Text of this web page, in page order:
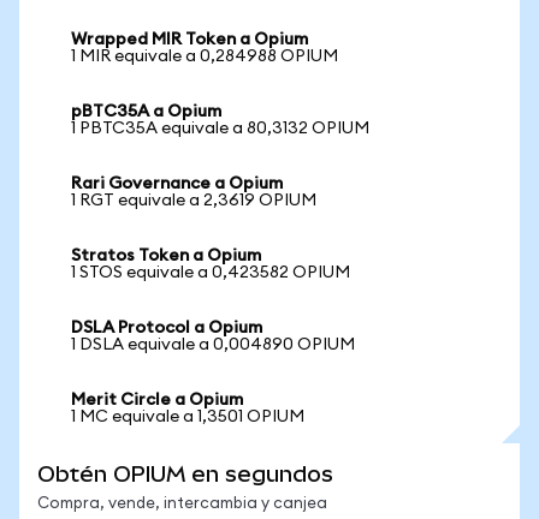
Wrapped MIR Token a Opium
1 MIR equivale a 0,284988 OPIUM
pBTC35A a Opium
1 PBTC35A equivale a 80,3132 OPIUM
Rari Governance a Opium
1 RGT equivale a 2,3619 OPIUM
Stratos Token a Opium
1 STOS equivale a 0,423582 OPIUM
DSLA Protocol a Opium
1 DSLA equivale a 0,004890 OPIUM
Merit Circle a Opium
1 MC equivale a 1,3501 OPIUM
Obtén OPIUM en segundos
Compra, vende, intercambia y canjea